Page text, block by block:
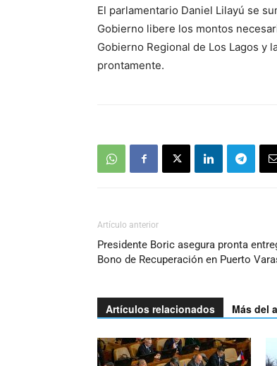
El parlamentario Daniel Lilayú se
Gobierno libere los montos
Gobierno Regional de Los Lagos y
prontamente.
Artículo anterior
Presidente Boric asegura pronta
Bono de Recuperación en Puerto
Artículos relacionados Más del